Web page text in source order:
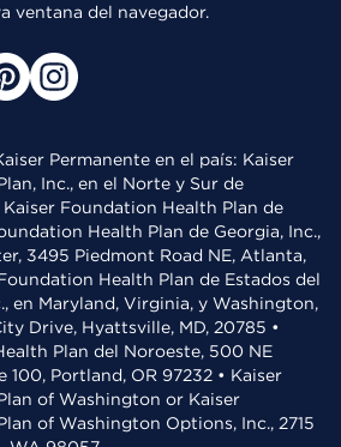
ventana del navegador.
Permanente en el país: Kaiser
Inc., en el Norte y Sur de
Foundation Health Plan de
Health Plan de Georgia, Inc.,
3495 Piedmont Road NE, Atlanta,
Health Plan de Estados del
en Maryland, Virginia, y Washington,
Drive, Hyattsville, MD, 20785 •
Plan del Noroeste, 500 NE
100, Portland, OR 97232 • Kaiser
of Washington or Kaiser
of Washington Options, Inc., 2715